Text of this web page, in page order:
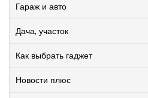
Гараж и авто
Дача, участок
Как выбрать гаджет
Новости плюс